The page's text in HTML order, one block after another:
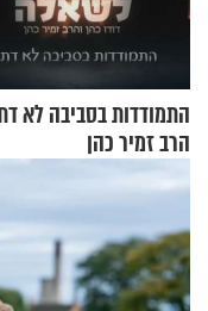
התמודדות בסביבה לא
הרב זמיר כהן